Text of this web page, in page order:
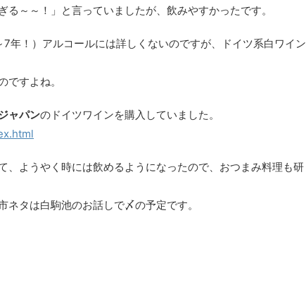
る～～！」と言っていましたが、飲みやすかったです。
年！）アルコールには詳しくないのですが、ドイツ系白ワイン
ですよね。
ャパンのドイツワインを購入していました。
、ようやく時には飲めるようになったので、おつまみ料理も研
ネタは白駒池のお話しで〆の予定です。